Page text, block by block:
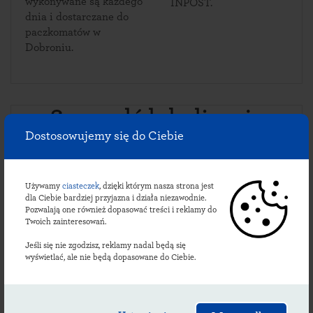
Dostosowujemy się do Ciebie
Używamy ciasteczek, dzięki którym nasza strona jest
dla Ciebie bardziej przyjazna i działa niezawodnie.
Pozwalają one również dopasować treści i reklamy do
Twoich zainteresowań.
Jeśli się nie zgodzisz, reklamy nadal będą się
wyświetlać, ale nie będą dopasowane do Ciebie.
dnia i dostarczane do
paczkomatów w
Dobroniu.
INPOST.
Sprawdź lokalizacje
dobrońskich
ul. Sienkiewicza 64,
95-082 Dobroń,
odzieżowym
DOR01M
OLMAT
Płatność apką InPost oraz